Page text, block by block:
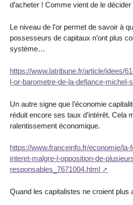
d’acheter ! Comme vient de le
Le niveau de l’or permet de savoir à
possesseurs de capitaux n’ont plus
système…
https://www.latribune.fr/article/idees/
l-or-barometre-de-la-defiance-michel-
Un autre signe que l’économie
réduit encore ses taux d’intérêt. Cela
ralentissement économique.
https://www.franceinfo.fr/economie/
interet-malgre-l-opposition-de-
responsables_7671004.html
Quand les capitalistes ne croient